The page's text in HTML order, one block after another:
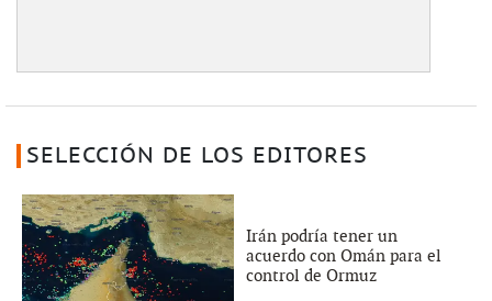
SELECCIÓN DE LOS EDITORES
Irán podría tener un
acuerdo con Omán para el
control de Ormuz